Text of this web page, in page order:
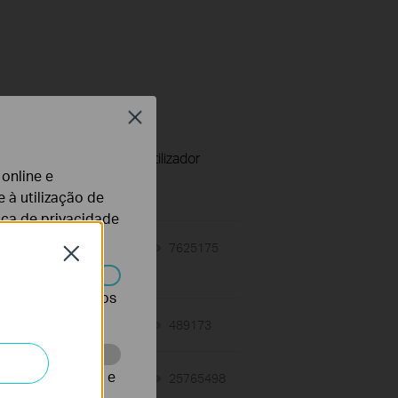
de Aplicação do Utilizador
12-18-2025 7625175
489173
09-06-2011 25765498
Close
e
à utilização de
de privacidade
desativados nos
para melhorar e
Close